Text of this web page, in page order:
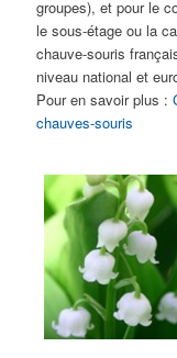
groupes), et pour le
le sous-étage ou la
chauve-souris
niveau national et
Pour en savoir plus :
chauves-souris